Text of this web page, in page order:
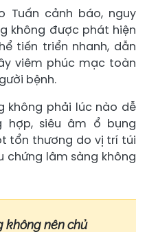
Tuấn cảnh báo, nguy
không được phát hiện
tiến triển nhanh, dẫn
viêm phúc mạc toàn
bệnh.
không phải lúc nào dễ
hợp, siêu âm ổ bụng
tổn thương do vị trí túi
lâm sàng không
không nên chủ